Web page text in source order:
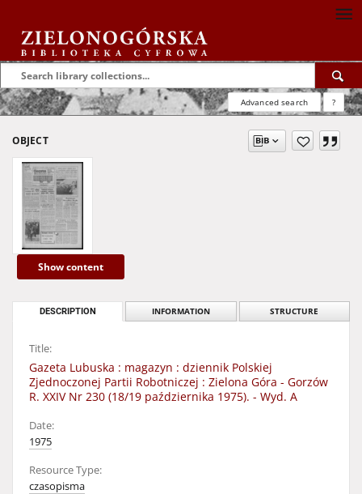
Advanced search ?
OBJECT
Show content
DESCRIPTION INFORMATION STRUCTURE
Title:
Gazeta Lubuska : magazyn : dziennik Polskiej
Zjednoczonej Partii Robotniczej : Zielona Góra - Gorzów
R. XXIV Nr 230 (18/19 października 1975). - Wyd. A
Date:
1975
Resource Type:
czasopisma